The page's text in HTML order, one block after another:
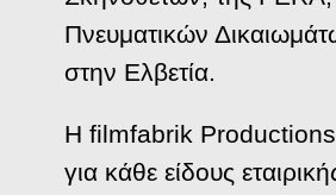
Πνευματικών
στην Ελβετία.
Η filmfabrik Productions
για κάθε είδους